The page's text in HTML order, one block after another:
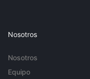
Nosotros
Nosotros
Equipo